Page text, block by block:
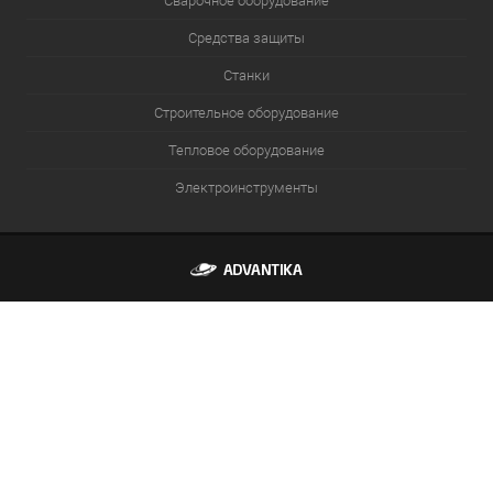
Средства защиты
Станки
Строительное оборудование
Тепловое оборудование
Электроинструменты